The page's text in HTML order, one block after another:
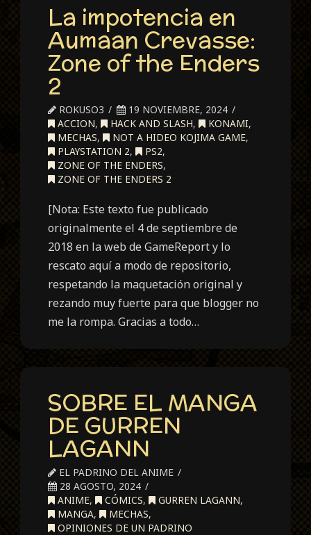
La impotencia en
Aumaan Crevasse:
Zone of the Enders
2
ROKUSO3
19 NOVIEMBRE, 2024
ACCION, HACK AND SLASH, KONAMI,
MECHAS, NOT A HIDEO KOJIMA GAME,
PLAYSTATION 2, PS2,
ZONE OF THE ENDERS,
ZONE OF THE ENDERS 2
[Nota: Este texto fue publicado
originalmente el 4 de septiembre de
2018 en la web de GameReport y lo
rescato aquí a modo de repositorio,
respetando la maquetación original y
rezando muy fuerte para que blogger no
me la rompa. Gracias a todo…
SOBRE EL MANGA
DE GURREN
LAGANN
EL PADRINO DEL ANIME
28 AGOSTO, 2024
ANIME, CÓMICS, GURREN LAGANN,
MANGA, MECHAS,
OPINIONES DE UN PADRINO